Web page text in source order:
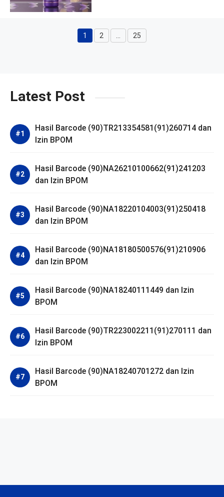
Halaman
1 Halaman
2 Halaman
25
Latest Post
Hasil Barcode (90)TR213354581(91)260714 dan
Izin BPOM
Hasil Barcode (90)NA26210100662(91)241203
dan Izin BPOM
Hasil Barcode (90)NA18220104003(91)250418
dan Izin BPOM
Hasil Barcode (90)NA18180500576(91)210906
dan Izin BPOM
Hasil Barcode (90)NA18240111449 dan Izin
BPOM
Hasil Barcode (90)TR223002211(91)270111 dan
Izin BPOM
Hasil Barcode (90)NA18240701272 dan Izin
BPOM